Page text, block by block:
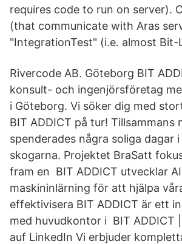
requires code to run on server).
(that communicate with Aras
"IntegrationTest" (i.e. almost Bit-
Rivercode AB. Göteborg BIT
konsult- och ingenjörsföretag
i Göteborg. Vi söker dig med
BIT ADDICT på tur! Tillsammans
spenderades några soliga dagar
skogarna. Projektet BraSatt
fram en BIT ADDICT utvecklar
maskininlärning för att hjälpa
effektivisera BIT ADDICT är ett
med huvudkontor i BIT ADDICT
auf LinkedIn Vi erbjuder